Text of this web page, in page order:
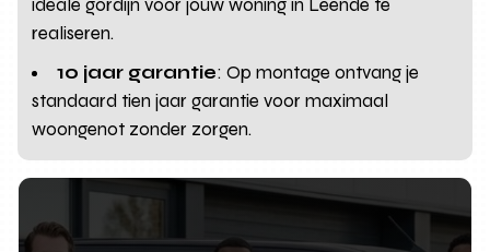
realiseren.
10 jaar garantie: Op montage ontvang je
standaard tien jaar garantie voor maximaal
woongenot zonder zorgen.